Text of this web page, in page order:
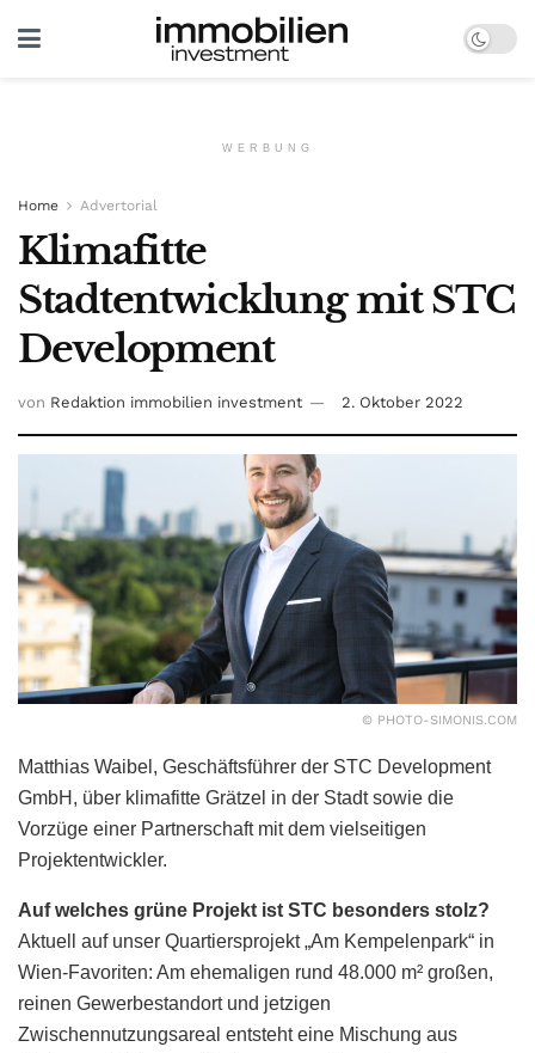
WERBUNG
Home Advertorial
Klimafitte
Stadtentwicklung mit STC
Development
von Redaktion immobilien investment 2. Oktober 2022
© PHOTO-SIMONIS.COM
Matthias Waibel, Geschäftsführer der STC Development
GmbH, über klimafitte Grätzel in der Stadt sowie die
Vorzüge einer Partnerschaft mit dem vielseitigen
Projektentwickler.
Auf welches grüne Projekt ist STC besonders stolz?
Aktuell auf unser Quartiersprojekt „Am Kempelenpark“ in
Wien-Favoriten: Am ehemaligen rund 48.000 m² großen,
reinen Gewerbestandort und jetzigen
Zwischennutzungsareal entsteht eine Mischung aus